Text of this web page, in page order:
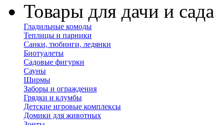
Товары для дачи и сада
Гладильные комоды
Теплицы и парники
Санки, тюбинги, ледянки
Биотуалеты
Садовые фигурки
Сауны
Ширмы
Заборы и ограждения
Грядки и клумбы
Детские игровые комплексы
Домики для животных